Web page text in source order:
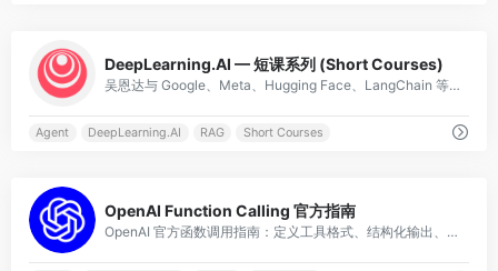
DeepLearning.AI — 短课系列 (Short Courses)
吴恩达与 Google、Meta、Hugging Face、LangChain 等合作的短课，聚焦 Prompt 工程、RAG、AI Agent、LangChain 等最新技术。非常实战。
Agent DeepLearning.AI RAG Short Courses
OpenAI Function Calling 官方指南
OpenAI 官方函数调用指南：定义工具格式、结构化输出、并行调用，构建 Agent 应用的核心教程。